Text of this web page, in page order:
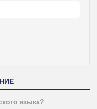
языка?